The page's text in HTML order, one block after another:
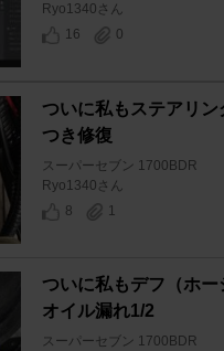
Ryo1340さん
16
0
ついに私もステアリ
つき修復
スーパーセブン 1700BDR
Ryo1340さん
8
1
ついに私もデフ（ホー
オイル漏れ1/2
スーパーセブン 1700BDR